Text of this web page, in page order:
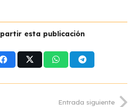
esta publicación
Entrada siguiente